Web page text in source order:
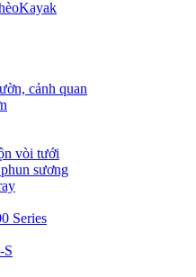
cảnh quan
vòi tưới
sương
Series
S